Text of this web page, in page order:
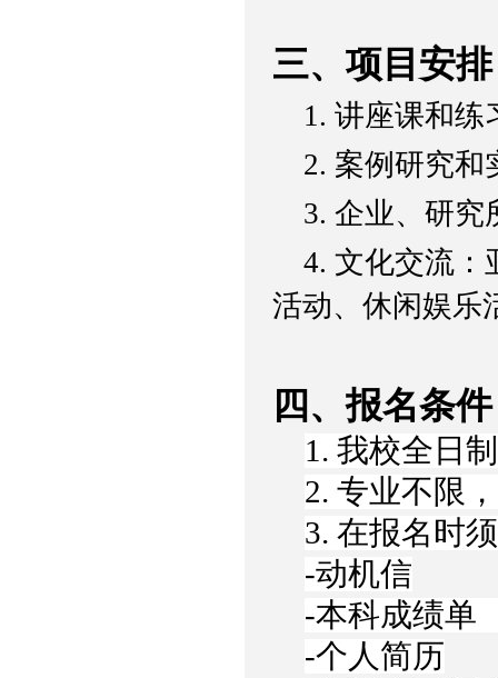
三、项目安排
1. 讲座课和
2. 案例研究
3. 企业、研究
4. 文化交流：
活动、休闲娱乐
四、报名条件
1. 我校全日
2. 专业不限
3. 在报名时
-动机信
-本科成绩单
-个人简历